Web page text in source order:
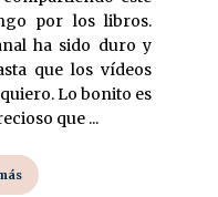
por los libros.
ha sido duro y
que los vídeos
Lo bonito es
que ...